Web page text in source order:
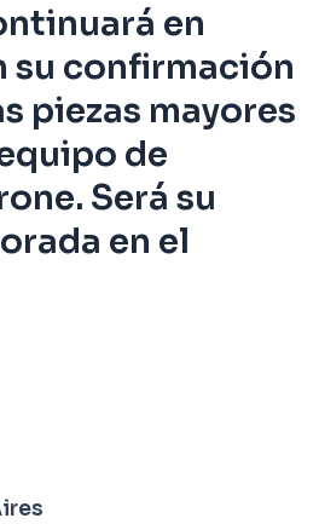
en
su confirmación
piezas mayores
de
Será su
en el